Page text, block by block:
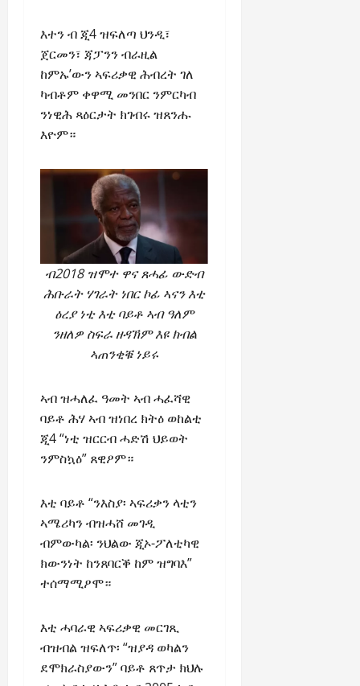
እተን ብ ጂ4 ዝፍለጣ ህንዲ፣
ጀርመን፣ ጃፓንን ብራዚል
ከምኡ’ውን ኣፍሪቃዊ ሕብረት ገለ
ካብቶም ቀዋሚ መንበር ንምርካብ
ንነዊሕ ጻዕርታት ክገብሩ ዝጸንሑ
እዮም።
ብ2018 ዝሞተ ዋና ጸሓፊ ውድብ
ሕቡራት ሃገራት ነበር ኮፊ ኣናን እቲ
ዕረያ ነቲ እቲ ባይቶ ኣብ ዓለም
ንዘለዎ ስፍራ ዘዳኽም እዩ ክብል
ኣጠንቂቑ ነይሩ
ኣብ ዝሓለፈ ዓመት ኣብ ሓፈሻዊ
ባይቶ ሕሃ ኣብ ዝነበረ ክትዕ ወከልቲ
ጂ4 “ነቲ ዝርርብ ሓድሽ ህይወት
ንምስኳዕ” ጸዊዖም።
እቲ ባይቶ “ንእስያ፡ ኣፍሪቃን ላቲን
ኣሜሪካን ብዝሓሸ መገዲ
ብምውካል፡ ንህልው ጂኦ-ፖለቲካዊ
ክውንነት ከንጸባርቕ ከም ዝግባእ”
ተሰማሚዖሞ።
እቲ ሓባራዊ ኣፍሪቃዊ መርገጺ
ብዝብል ዝፍለጥ፡ “ዝያዳ ወካልን
ደሞክራስያውን” ባይቶ ጸጥታ ክህሉ